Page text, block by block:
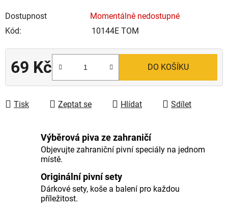
Dostupnost
Momentálně nedostupné
Kód:
10144E TOM
69 Kč
Měrná cena:
DO KOŠÍKU
Tisk Zeptat se Hlídat Sdílet
Výběrová piva ze zahraničí
Objevujte zahraniční pivní speciály na jednom
místě.
Originální pivní sety
Dárkové sety, koše a balení pro každou
příležitost.